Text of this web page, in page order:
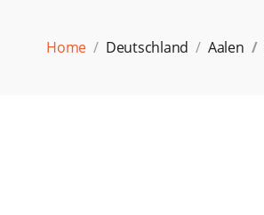
Home Deutschland Aalen